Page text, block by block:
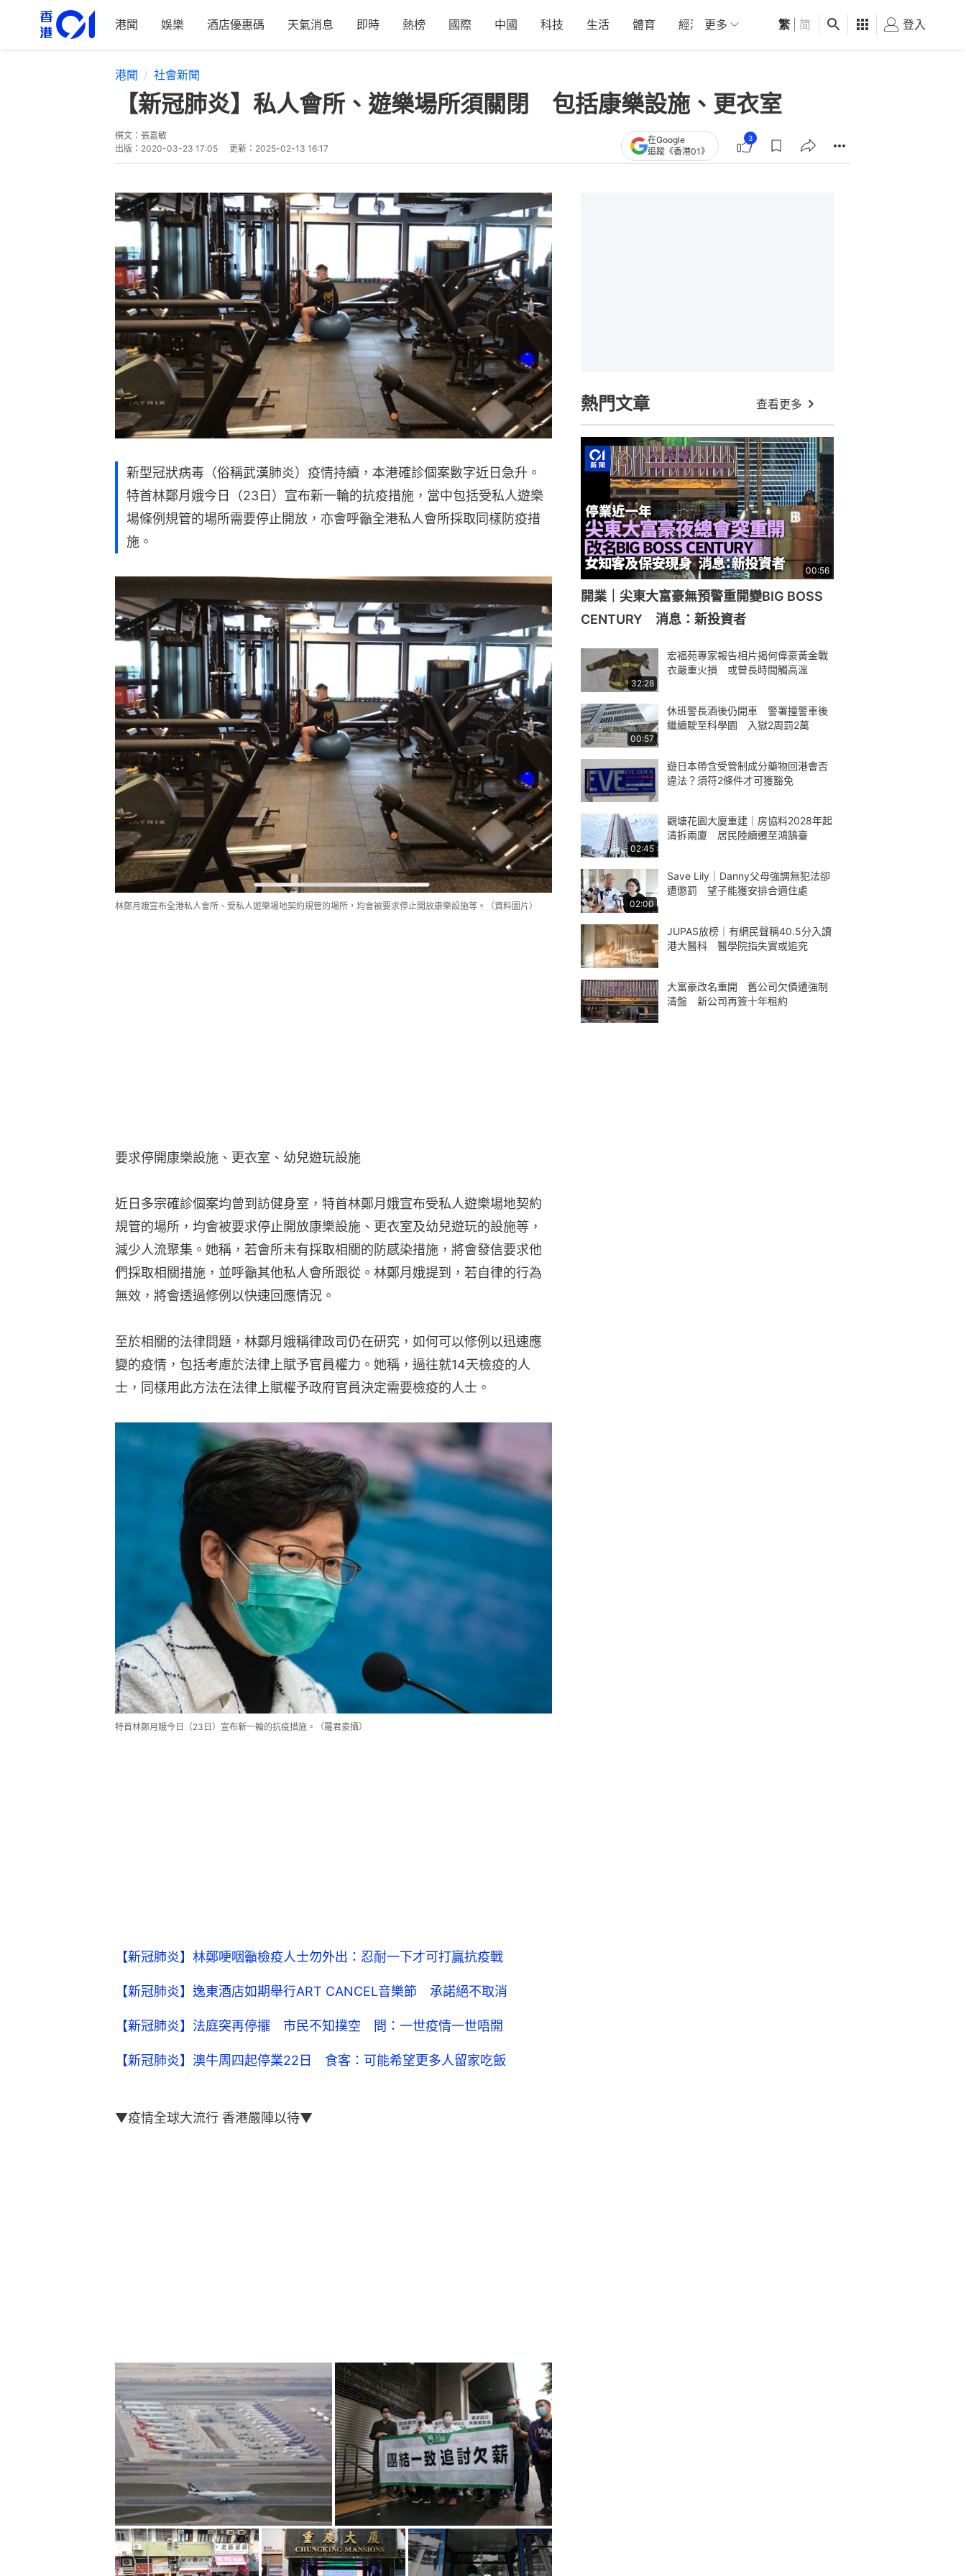
港聞 娛樂 酒店優惠碼 天氣消息 即時 熱榜 國際 中國 科技 生活 體育 經濟 01深圳 觀點 健康 好食玩飛
更多 繁 简 登入
港聞 社會新聞
【新冠肺炎】私人會所、遊樂場所須關閉 包括康樂設施、更衣室
撰文： 張嘉敏
出版： 2020-03-23 17:05 更新： 2025-02-13 16:17
在Google
追蹤《香港01》
3
新型冠狀病毒（俗稱武漢肺炎）疫情持續，本港確診個案數字近日急升。
特首林鄭月娥今日（23日）宣布新一輪的抗疫措施，當中包括受私人遊樂
場條例規管的場所需要停止開放，亦會呼籲全港私人會所採取同樣防疫措
施。
林鄭月娥宣布全港私人會所、受私人遊樂場地契約規管的場所，均會被要求停止開放康樂設施等。（資料圖片）
要求停開康樂設施、更衣室、幼兒遊玩設施
近日多宗確診個案均曾到訪健身室，特首林鄭月娥宣布受私人遊樂場地契約
規管的場所，均會被要求停止開放康樂設施、更衣室及幼兒遊玩的設施等，
減少人流聚集。她稱，若會所未有採取相關的防感染措施，將會發信要求他
們採取相關措施，並呼籲其他私人會所跟從。林鄭月娥提到，若自律的行為
無效，將會透過修例以快速回應情況。
至於相關的法律問題，林鄭月娥稱律政司仍在研究，如何可以修例以迅速應
變的疫情，包括考慮於法律上賦予官員權力。她稱，過往就14天檢疫的人
士，同樣用此方法在法律上賦權予政府官員決定需要檢疫的人士。
特首林鄭月娥今日（23日）宣布新一輪的抗疫措施。（羅君豪攝）
【新冠肺炎】林鄭哽咽籲檢疫人士勿外出：忍耐一下才可打贏抗疫戰
【新冠肺炎】逸東酒店如期舉行ART CANCEL音樂節 承諾絕不取消
【新冠肺炎】法庭突再停擺 市民不知撲空 問：一世疫情一世唔開
【新冠肺炎】澳牛周四起停業22日 食客：可能希望更多人留家吃飯
▼疫情全球大流行 香港嚴陣以待▼
熱門文章 查看更多
00:56
開業｜尖東大富豪無預警重開變BIG BOSS
CENTURY 消息：新投資者
32:28
宏福苑專家報告相片揭何偉豪黃金戰
衣嚴重火損 或曾長時間觸高溫
00:57
休班警長酒後仍開車 警署撞警車後
繼續駛至科學園 入獄2周罰2萬
遊日本帶含受管制成分藥物回港會否
違法？須符2條件才可獲豁免
02:45
觀塘花園大廈重建｜房協料2028年起
清拆兩廈 居民陸續遷至鴻鵠臺
02:00
Save Lily｜Danny父母強調無犯法卻
遭懲罰 望子能獲安排合適住處
JUPAS放榜｜有網民聲稱40.5分入讀
港大醫科 醫學院指失實或追究
大富豪改名重開 舊公司欠債遭強制
清盤 新公司再簽十年租約